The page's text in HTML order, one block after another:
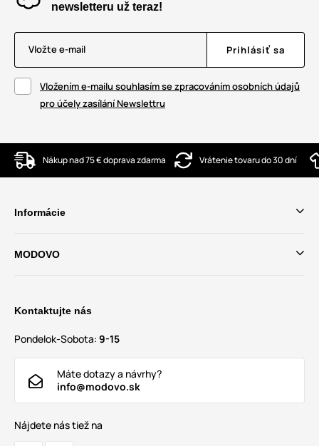
newsletteru už teraz!
Vložte e-mail Prihlásiť sa
Vložením e-mailu souhlasím se zpracováním osobních údajů
pro účely zasílání Newslettru
Nákup nad 75 € doprava zdarma Vrátenie tovaru do 30 dní
Informácie
MODOVO
Kontaktujte nás
Pondelok-Sobota: 9-15
Máte dotazy a návrhy?
info@modovo.sk
Nájdete nás tiež na